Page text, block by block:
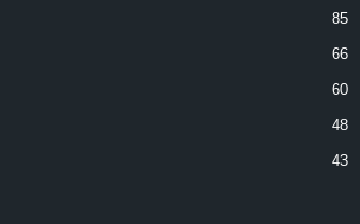
85
66
60
48
43